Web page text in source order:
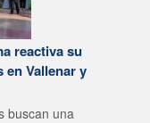
reactiva su
en Vallenar y
buscan una